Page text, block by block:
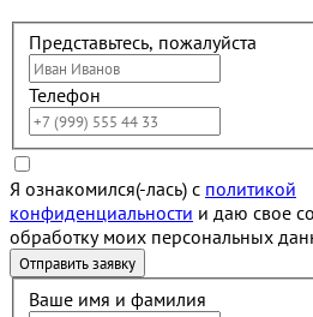
Представьтесь, пожалуйста
Телефон
Я ознакомился(-лась) с политикой
конфиденциальности и даю свое
обработку моих персональных
Ваше имя и фамилия